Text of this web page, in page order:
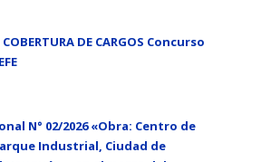
DE CARGOS Concurso
N° 02/2026 «Obra: Centro de
Industrial, Ciudad de